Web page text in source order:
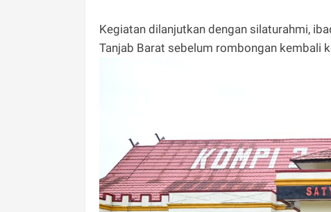
Kegiatan dilanjutkan dengan silaturahmi,
Tanjab Barat sebelum rombongan kembali